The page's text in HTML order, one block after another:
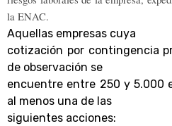
la ENAC.
Aquellas empresas cuya
cotización por contingencia
de observación se
encuentre entre 250 y 5.000
al menos una de las
siguientes acciones: